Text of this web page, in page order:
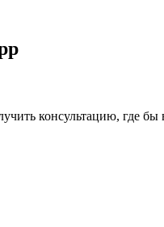
консультацию, где бы